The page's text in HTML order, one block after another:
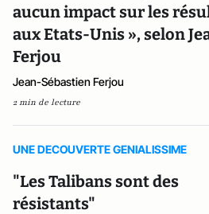
aucun impact sur les
aux Etats-Unis », selon
Ferjou
Jean-Sébastien Ferjou
2 min de lecture
UNE DECOUVERTE GENIALISSIME
"Les Talibans sont des
résistants"